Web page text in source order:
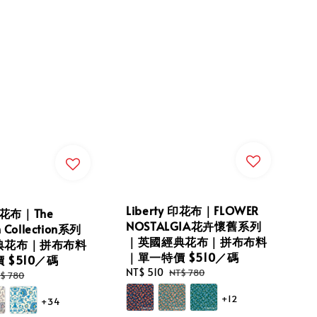
布｜The
Collection系列
花布｜拼布布料
$510／碼
780
+34
Liberty 印花布｜FLOWER
NOSTALGIA花卉懷舊系列
｜英國經典花布｜拼布布料
｜單一特價 $510／碼
Sale
price
NT$ 510 Regular
price
NT$ 780
+12